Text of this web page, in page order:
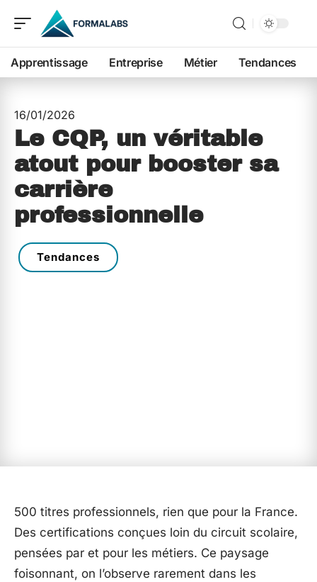
Apprentissage Entreprise Métier Tendances
16/01/2026
Le CQP, un véritable
atout pour booster sa
carrière
professionnelle
Tendances
500 titres professionnels, rien que pour la France.
Des certifications conçues loin du circuit scolaire,
pensées par et pour les métiers. Ce paysage
foisonnant, on l’observe rarement dans les